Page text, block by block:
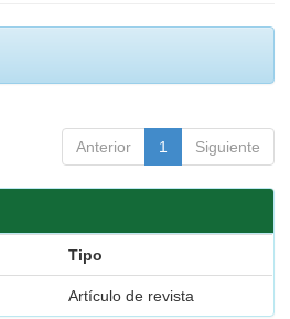
Anterior 1 Siguiente
Tipo
Artículo de revista